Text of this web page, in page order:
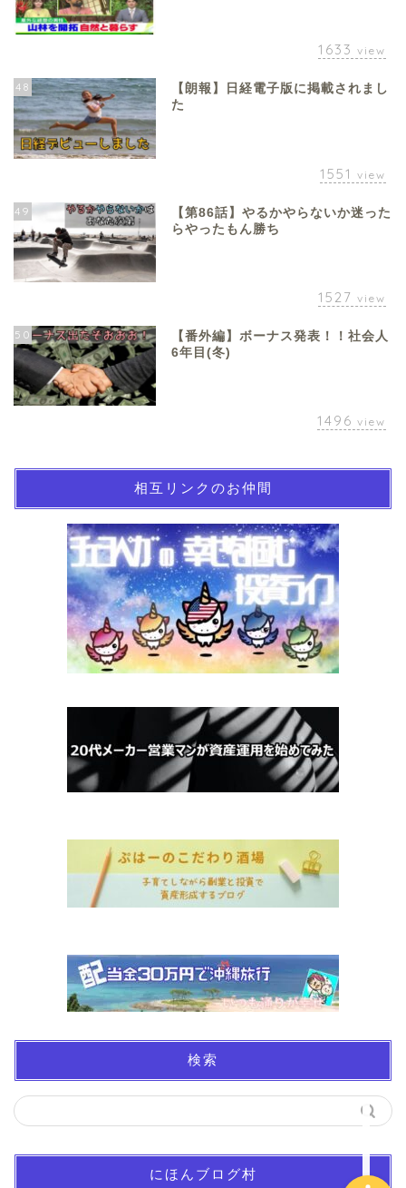
1633 view
48
【朗報】日経電子版に掲載されまし
た
1551 view
49
【第86話】やるかやらないか迷った
らやったもん勝ち
1527 view
50
【番外編】ボーナス発表！！社会人
6年目(冬)
1496 view
相互リンクのお仲間
検索
にほんブログ村
お金について
資産報告
支出報告